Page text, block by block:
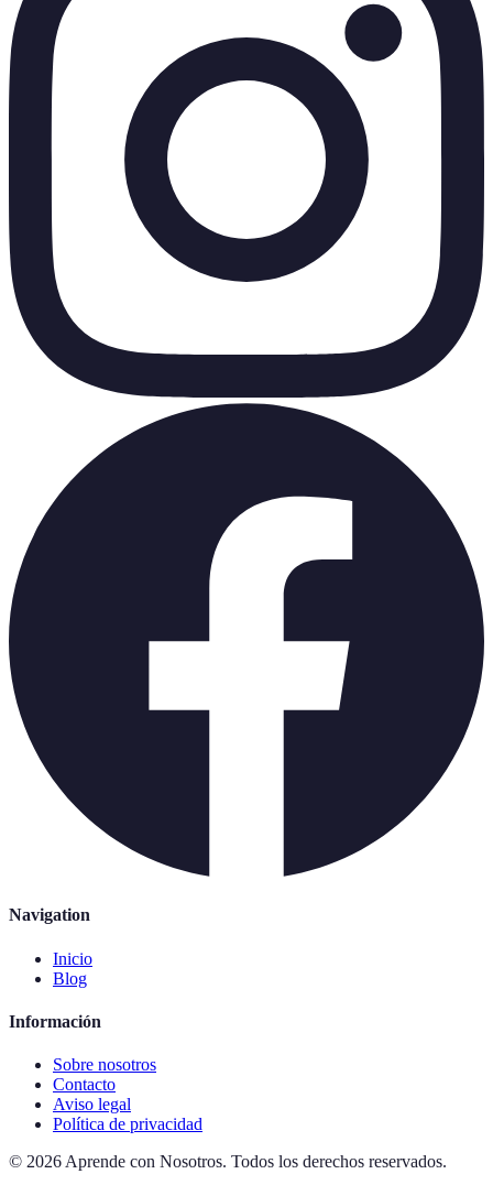
Navigation
Inicio
Blog
Información
Sobre nosotros
Contacto
Aviso legal
Política de privacidad
© 2026 Aprende con Nosotros. Todos los derechos reservados.